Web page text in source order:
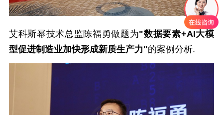
艾科斯幂技术总监陈福勇做题为"数据要素+AI大模
型促进制造业加快形成新质生产力"的案例分析.